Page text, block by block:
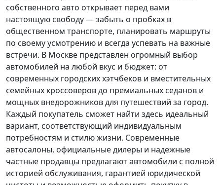
собственного авто открывает перед вами
настоящую свободу — забыть о пробках в
общественном транспорте, планировать маршруты
по своему усмотрению и всегда успевать на важные
встречи. В Москве представлен огромный выбор
автомобилей на любой вкус и бюджет: от
современных городских хэтчбеков и вместительных
семейных кроссоверов до премиальных седанов и
мощных внедорожников для путешествий за город.
Каждый покупатель сможет найти здесь идеальный
вариант, соответствующий индивидуальным
потребностям и стилю жизни. Современные
автосалоны, официальные дилеры и надежные
частные продавцы предлагают автомобили с полной
историей обслуживания, гарантией юридической